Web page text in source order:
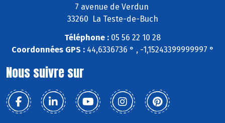
7 avenue de Verdun
33260 La Teste-de-Buch
Téléphone : 05 56 22 10 28
Coordonnées GPS :44,6336736 ° , -1,15243399999997 °
Nous suivre sur